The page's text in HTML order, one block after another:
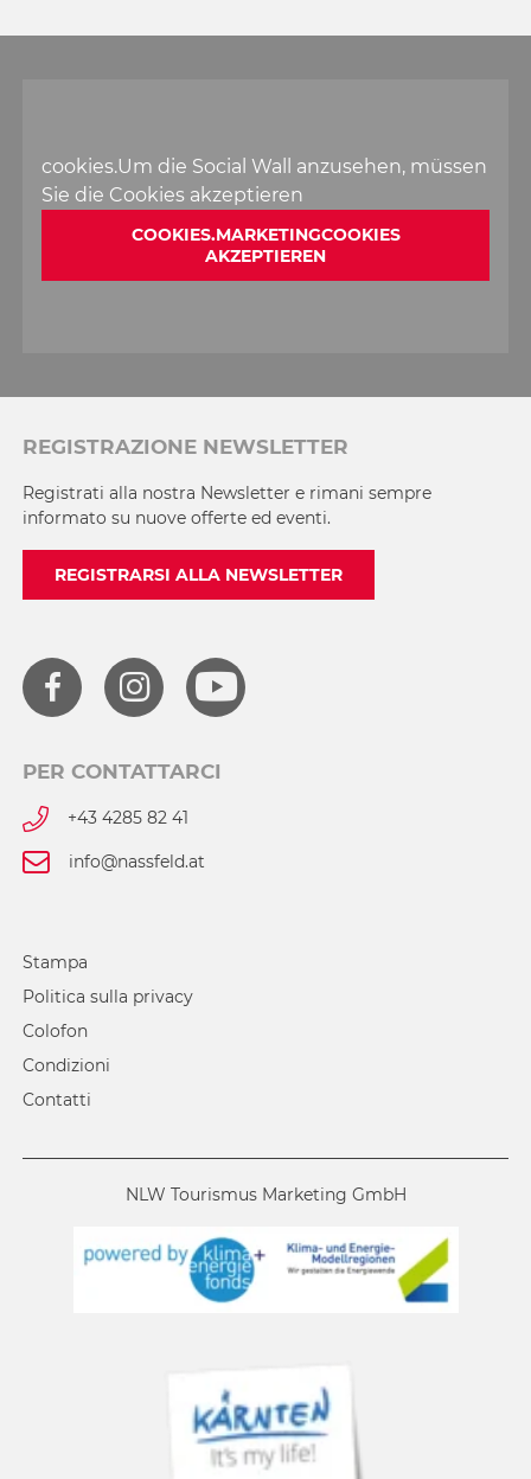
cookies.Um die Social Wall anzusehen, müssen
Sie die Cookies akzeptieren
COOKIES.MARKETINGCOOKIES
AKZEPTIEREN
PER CONTATTARCI
+43 4285 82 41
info@nassfeld.at
Stampa
Politica sulla privacy
Colofon
Condizioni
Contatti
REGISTRAZIONE NEWSLETTER
Registrati alla nostra Newsletter e rimani sempre
informato su nuove offerte ed eventi.
REGISTRARSI ALLA NEWSLETTER
NLW Tourismus Marketing GmbH